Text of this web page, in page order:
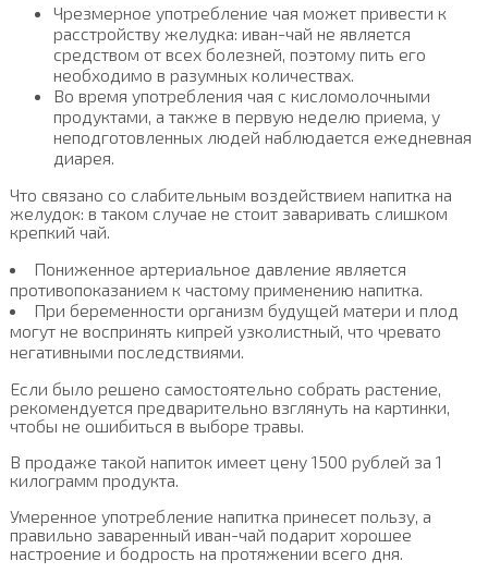
Чрезмерное употребление чая может привести к
расстройству желудка: иван-чай не является
средством от всех болезней, поэтому пить его
необходимо в разумных количествах.
Во время употребления чая с кисломолочными
продуктами, а также в первую неделю приема, у
неподготовленных людей наблюдается ежедневная
диарея.
Что связано со слабительным воздействием напитка на
желудок: в таком случае не стоит заваривать слишком
крепкий чай.
Пониженное артериальное давление является
противопоказанием к частому применению напитка.
При беременности организм будущей матери и плод
могут не воспринять кипрей узколистный, что чревато
негативными последствиями.
Если было решено самостоятельно собрать растение,
рекомендуется предварительно взглянуть на картинки,
чтобы не ошибиться в выборе травы.
В продаже такой напиток имеет цену 1500 рублей за 1
килограмм продукта.
Умеренное употребление напитка принесет пользу, а
правильно заваренный иван-чай подарит хорошее
настроение и бодрость на протяжении всего дня.